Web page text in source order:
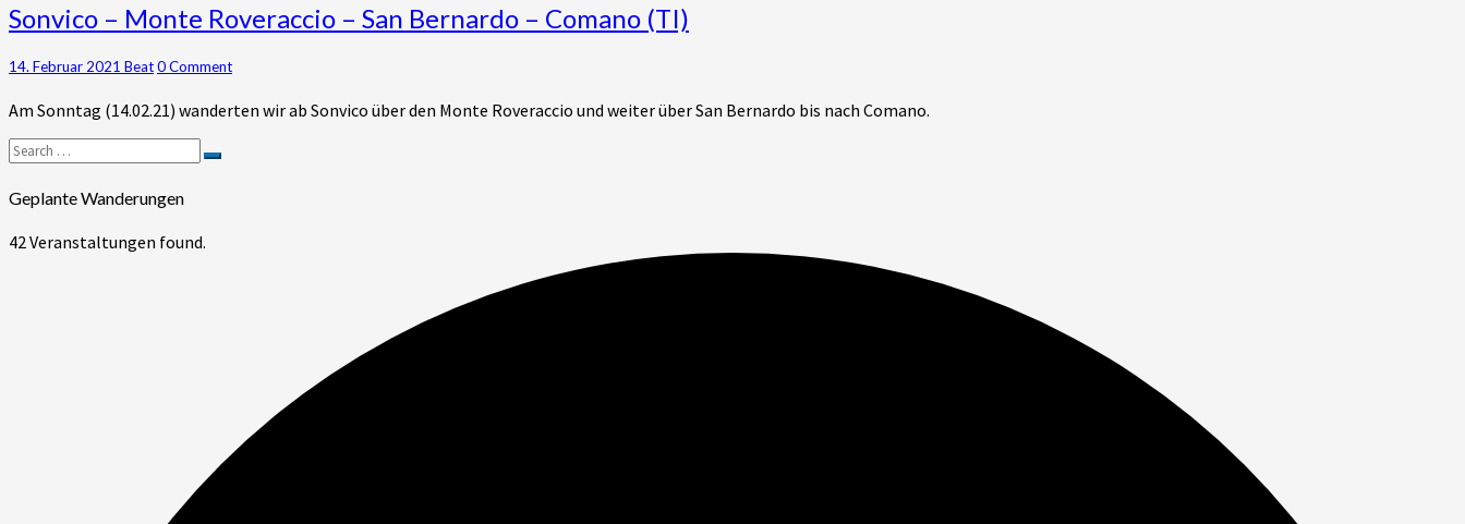
Sonvico
–
Monte
Roveraccio
–
San
Bernardo
–
(TI)
Sonvico – Monte Roveraccio – San Bernardo – Comano (TI)
14. Februar 2021 BeatComments
0 Comment
Am Sonntag (14.02.21) wanderten wir ab Sonvico über den Monte Roveraccio und weiter über San Bernardo bis nach Comano.
Search
for:
Search
Geplante Wanderungen
42 Veranstaltungen found.